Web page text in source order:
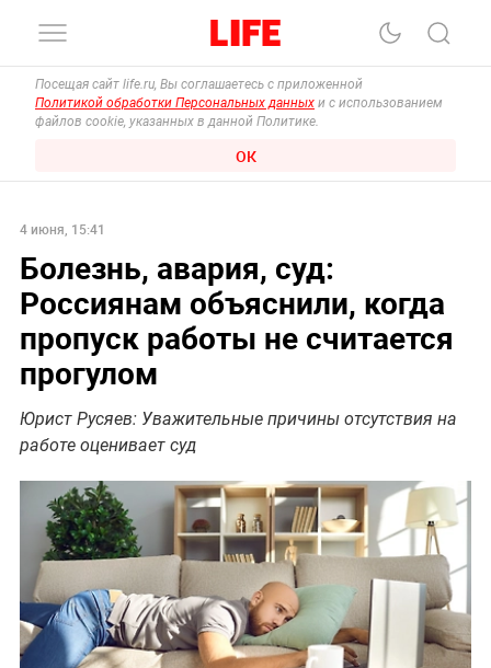
Посещая сайт life.ru, Вы соглашаетесь с приложенной
Политикой обработки Персональных данных и с использованием
файлов cookie, указанных в данной Политике.
ОК
4 июня, 15:41
Болезнь, авария, суд:
Россиянам объяснили, когда
пропуск работы не считается
прогулом
Юрист Русяев: Уважительные причины отсутствия на
работе оценивает суд